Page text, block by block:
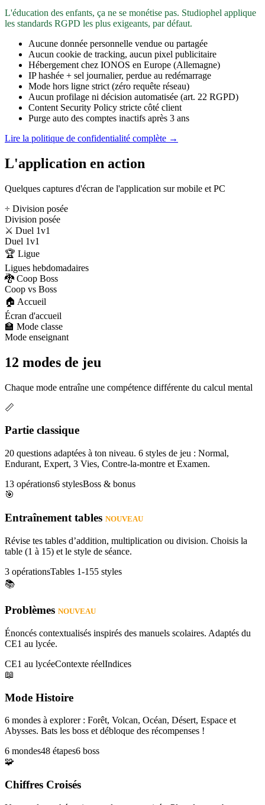
L'éducation des enfants, ça ne se monétise pas. Studiophel applique
les standards RGPD les plus exigeants, par défaut.
Aucune donnée personnelle vendue ou partagée
Aucun cookie de tracking, aucun pixel publicitaire
Hébergement chez IONOS en Europe (Allemagne)
IP hashée + sel journalier, perdue au redémarrage
Mode hors ligne strict (zéro requête réseau)
Aucun profilage ni décision automatisée (art. 22 RGPD)
Content Security Policy stricte côté client
Purge auto des comptes inactifs après 3 ans
Lire la politique de confidentialité complète →
L'application en action
Quelques captures d'écran de l'application sur mobile et PC
÷ Division posée
Division posée
⚔️ Duel 1v1
Duel 1v1
🏆 Ligue
Ligues hebdomadaires
🐉 Coop Boss
Coop vs Boss
🏠 Accueil
Écran d'accueil
🏫 Mode classe
Mode enseignant
12 modes de jeu
Chaque mode entraîne une compétence différente du calcul mental
📏
Partie classique
20 questions adaptées à ton niveau. 6 styles de jeu : Normal,
Endurant, Expert, 3 Vies, Contre-la-montre et Examen.
13 opérations6 stylesBoss & bonus
🎯
Entraînement tables NOUVEAU
Révise tes tables d’addition, multiplication ou division. Choisis la
table (1 à 15) et le style de séance.
3 opérationsTables 1-155 styles
📚
Problèmes NOUVEAU
Énoncés contextualisés inspirés des manuels scolaires. Adaptés du
CE1 au lycée.
CE1 au lycéeContexte réelIndices
📖
Mode Histoire
6 mondes à explorer : Forêt, Volcan, Océan, Désert, Espace et
Abysses. Bats les boss et débloque des récompenses !
6 mondes48 étapes6 boss
🧩
Chiffres Croisés